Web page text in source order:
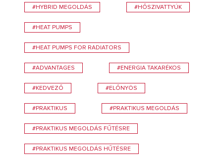
#HYBRID MEGOLDÁS #HŐSZIVATTYÚK
#HEAT PUMPS
#HEAT PUMPS FOR RADIATORS
#ADVANTAGES #ENERGIA TAKARÉKOS
#KEDVEZŐ #ELŐNYÖS
#PRAKTIKUS #PRAKTIKUS MEGOLDÁS
#PRAKTIKUS MEGOLDÁS FŰTÉSRE
#PRAKTIKUS MEGOLDÁS HŰTÉSRE